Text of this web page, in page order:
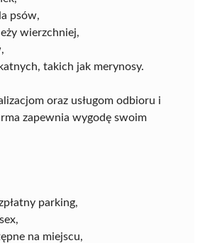
psów,
wierzchniej,
takich jak merynosy.
oraz usługom odbioru i
zapewnia wygodę swoim
parking,
na miejscu,